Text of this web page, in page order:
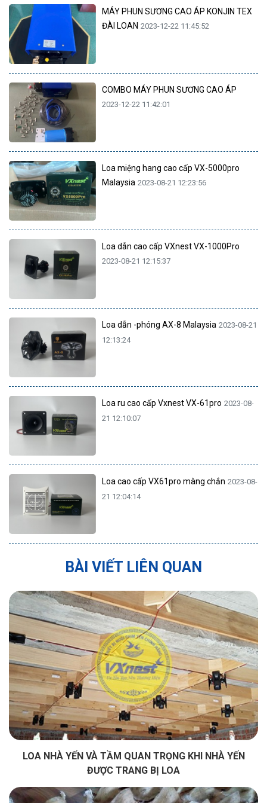
MÁY PHUN SƯƠNG CAO ÁP KONJIN TEX
ĐÀI LOAN 2023-12-22 11:45:52
COMBO MÁY PHUN SƯƠNG CAO ÁP
2023-12-22 11:42:01
Loa miệng hang cao cấp VX-5000pro
Malaysia 2023-08-21 12:23:56
Loa dẫn cao cấp VXnest VX-1000Pro
2023-08-21 12:15:37
Loa dẫn -phóng AX-8 Malaysia 2023-08-21
12:13:24
Loa ru cao cấp Vxnest VX-61pro 2023-08-
21 12:10:07
Loa cao cấp VX61pro màng chắn 2023-08-
21 12:04:14
BÀI VIẾT LIÊN QUAN
LOA NHÀ YẾN VÀ TẦM QUAN TRỌNG KHI NHÀ YẾN
ĐƯỢC TRANG BỊ LOA